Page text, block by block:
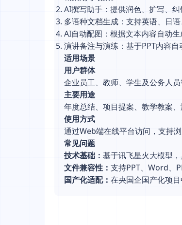
AI撰写助手：提供润色、扩写、
多语种文档生成：支持英语、日
AI自动配图：根据文本内容自动
演讲备注与演练：基于PPT内容
适用场景
用户群体
企业员工、教师、学生及公务人
主要用途
年度总结、项目提案、教学教案
使用方式
通过Web端在线平台访问，支持
常见问题
技术基础： 基于讯飞星火大模型，
文件兼容性： 支持PPT、Word、
国产化适配： 在央国企国产化项目